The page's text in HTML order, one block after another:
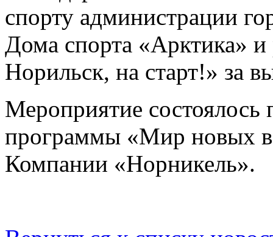
спорту администрации
Дома спорта «Арктика»
Норильск, на старт!» за
Мероприятие состоялось
программы «Мир новых
Компании «Норникель».